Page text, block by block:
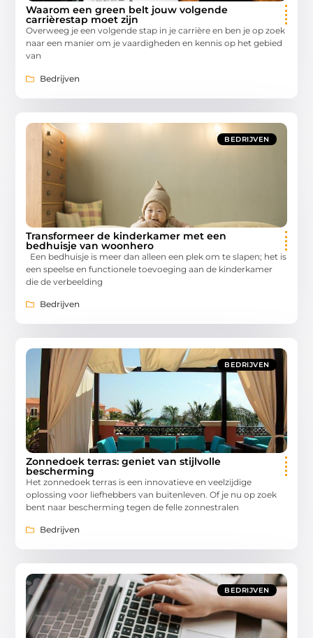
Waarom een green belt jouw volgende
carrièrestap moet zijn
Overweeg je een volgende stap in je carrière en ben je op zoek
naar een manier om je vaardigheden en kennis op het gebied
van
Bedrijven
BEDRIJVEN
Transformeer de kinderkamer met een
bedhuisje van woonhero
Een bedhuisje is meer dan alleen een plek om te slapen; het is
een speelse en functionele toevoeging aan de kinderkamer
die de verbeelding
Bedrijven
BEDRIJVEN
Zonnedoek terras: geniet van stijlvolle
bescherming
Het zonnedoek terras is een innovatieve en veelzijdige
oplossing voor liefhebbers van buitenleven. Of je nu op zoek
bent naar bescherming tegen de felle zonnestralen
Bedrijven
BEDRIJVEN